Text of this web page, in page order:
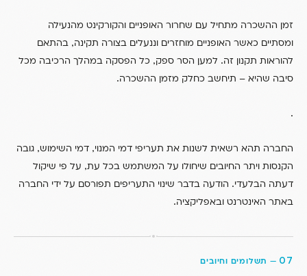
זמן ההשכרה מתחיל עם שחרור האופניים והקורקינט מהנעילה
ומסתיים כאשר האופניים מוחזרים וננעלים בצורה תקינה, בהתאם
להוראות תקנון זה. למען הסר ספק, כל הפסקה במהלך הרכיבה מכל
סיבה שהיא – תיחשב כחלק מזמן ההשכרה.
.
החברה תהא רשאית לשנות את תעריפי דמי המנוי, דמי השימוש, גובה
הקנסות ויתר החיובים שיחולו על המשתמש בכל עת, על פי שיקול
דעתה הבלעדי. הודעה בדבר שינוי התעריפים תפורסם על ידי החברה
באתר האינטרנט ובאפליקציה.
07
— תשלומים וחיובים